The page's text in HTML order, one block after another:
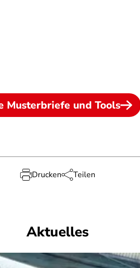
Musterbriefe und Tools
Drucken Teilen
Aktuelles